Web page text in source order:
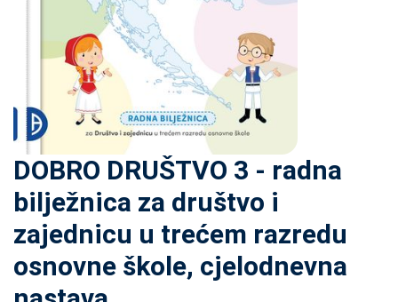
DOBRO DRUŠTVO 3 - radna
bilježnica za društvo i
zajednicu u trećem razredu
osnovne škole, cjelodnevna